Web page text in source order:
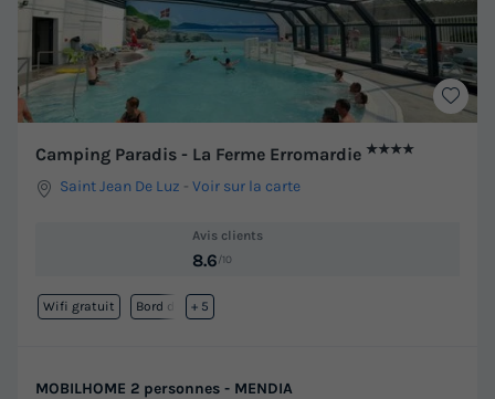
Camping Paradis - La Ferme Erromardie ★★★★
Saint Jean De Luz -Voir sur la carte
Avis clients
8.6/10
Wifi gratuit Bord de mer
+ 5
MOBILHOME 2 personnes - MENDIA